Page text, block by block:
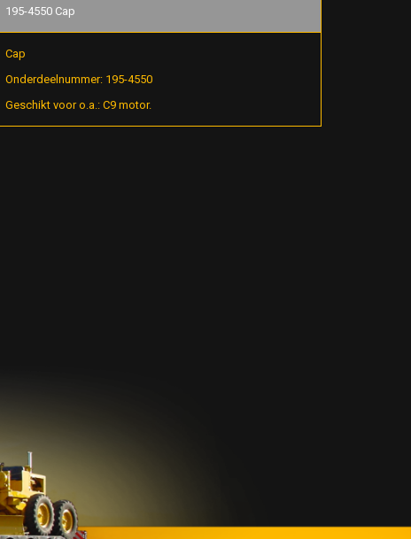
195-4550 Cap
Cap
Onderdeelnummer: 195-4550
Geschikt voor o.a.: C9 motor.